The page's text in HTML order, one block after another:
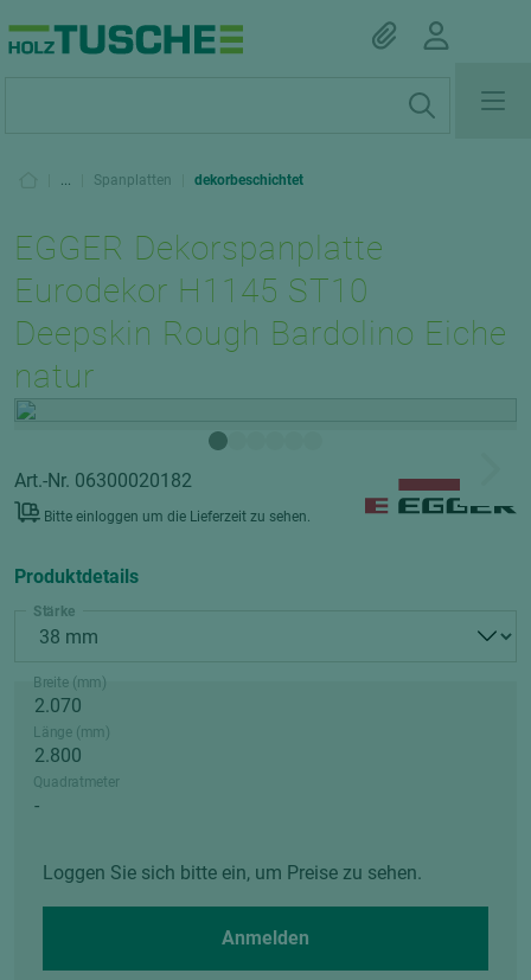
... Spanplatten dekorbeschichtet
EGGER Dekorspanplatte
Eurodekor H1145 ST10
Deepskin Rough Bardolino Eiche
natur
Art.-Nr. 06300020182
Bitte einloggen um die Lieferzeit zu sehen.
Produktdetails
Stärke
Breite (mm)
Länge (mm)
Quadratmeter
Loggen Sie sich bitte ein, um Preise zu sehen.
Anmelden